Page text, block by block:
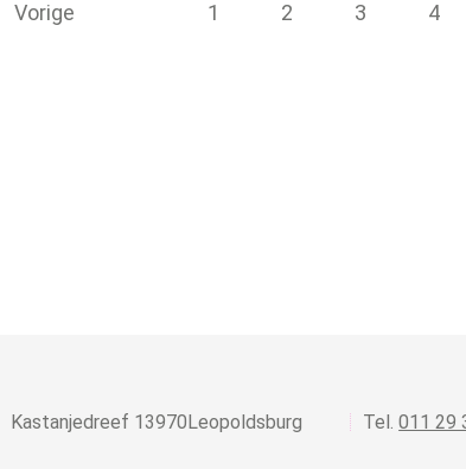
Vorige 1 2 3 4
Kastanjedreef 1,3970Leopoldsburg 011 29